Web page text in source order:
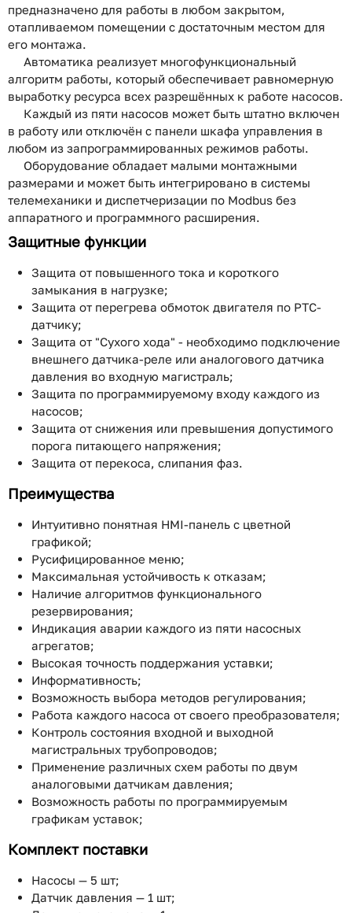
предназначено для работы в любом закрытом,
отапливаемом помещении с достаточным местом для
его монтажа.
Автоматика реализует многофункциональный
алгоритм работы, который обеспечивает равномерную
выработку ресурса всех разрешённых к работе насосов.
Каждый из пяти насосов может быть штатно включен
в работу или отключён с панели шкафа управления в
любом из запрограммированных режимов работы.
Оборудование обладает малыми монтажными
размерами и может быть интегрировано в системы
телемеханики и диспетчеризации по Modbus без
аппаратного и программного расширения.
Защитные функции
Защита от повышенного тока и короткого
замыкания в нагрузке;
Защита от перегрева обмоток двигателя по PTC-
датчику;
Защита от "Сухого хода" - необходимо подключение
внешнего датчика-реле или аналогового датчика
давления во входную магистраль;
Защита по программируемому входу каждого из
насосов;
Защита от снижения или превышения допустимого
порога питающего напряжения;
Защита от перекоса, слипания фаз.
Преимущества
Интуитивно понятная HMI-панель с цветной
графикой;
Русифицированное меню;
Максимальная устойчивость к отказам;
Наличие алгоритмов функционального
резервирования;
Индикация аварии каждого из пяти насосных
агрегатов;
Высокая точность поддержания уставки;
Информативность;
Возможность выбора методов регулирования;
Работа каждого насоса от своего преобразователя;
Контроль состояния входной и выходной
магистральных трубопроводов;
Применение различных схем работы по двум
аналоговыми датчикам давления;
Возможность работы по программируемым
графикам уставок;
Комплект поставки
Насосы — 5 шт;
Датчик давления — 1 шт;